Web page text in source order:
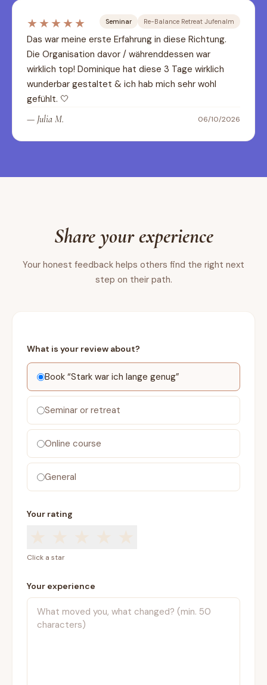
★★★★★ Seminar Re-Balance Retreat Jufenalm
Das war meine erste Erfahrung in diese Richtung.
Die Organisation davor / währenddessen war
wirklich top! Dominique hat diese 3 Tage wirklich
wunderbar gestaltet & ich hab mich sehr wohl
gefühlt. 🤍
— Julia M. 06/10/2026
Share your experience
Your honest feedback helps others find the right next
step on their path.
What is your review about?
Book “Stark war ich lange genug”
Seminar or retreat
Online course
General
Your rating
Click a star
Your experience